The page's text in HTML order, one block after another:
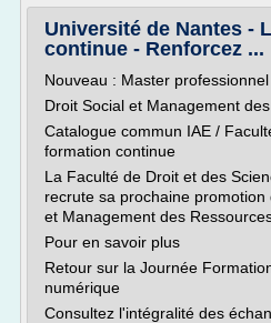
Université de Nantes -
continue - Renforcez ...
Nouveau : Master professionnel
Droit Social et Management
Catalogue commun IAE /
formation continue
La Faculté de Droit et des
recrute sa prochaine
et Management des
Pour en savoir plus
Retour sur la Journée
numérique
Consultez l'intégralité des